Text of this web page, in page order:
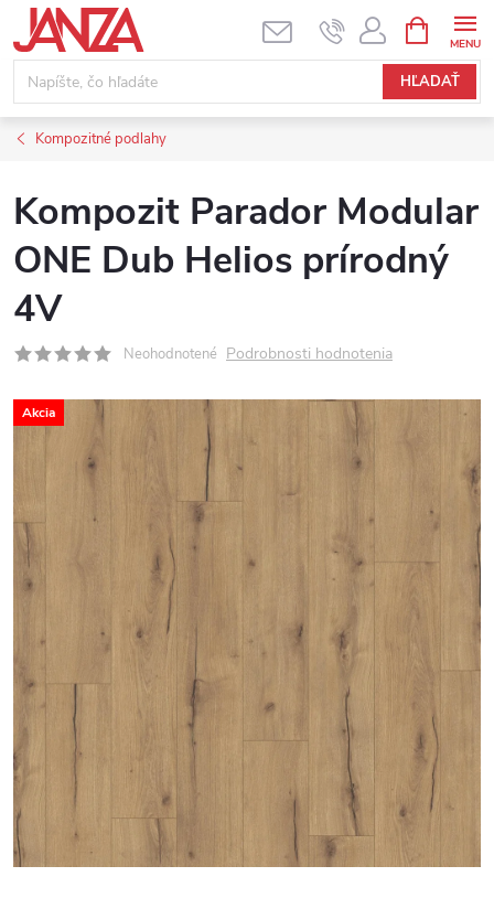
Prejsť na obsah
HĽADAŤ
Kompozitné podlahy
Kompozit Parador Modular
ONE Dub Helios prírodný
4V
Neohodnotené Podrobnosti hodnotenia
Akcia